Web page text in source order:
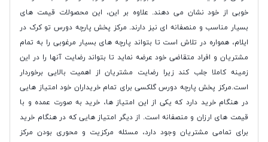
خوبی از خود نشان می دهند. علاوه بر این، این محصولات قیمت های
بسیار مناسب و منصفانه ای نیز دارند. مرکز پخش پارچه دورس تو کرک در
ایلام، همواره در تلاش است تا بتواند پارچه های بسیار مرغوبی را به تمام
مشتریان و افراد متقاضی خود عرضه نماید تا بتواند رضایت آنها را در این
زمینه کاملا جلب کند زیرا رضایت مشتریان از اهمیت بالایی برخوردار
است.مرکز پخش پارچه دورس گلکسی برای تمام خریداران خود امتیاز هایی
در هنگام خرید دارد که یکی از این امتیاز ها، خرید به صورت عمده و با
قیمت های ارزان و منصفانه است. از دیگر امتیاز هایی که در هنگام خرید
برای تمامی مشتریان وجود دارد، مسئله مرکزیت و محوری بودن مرکز